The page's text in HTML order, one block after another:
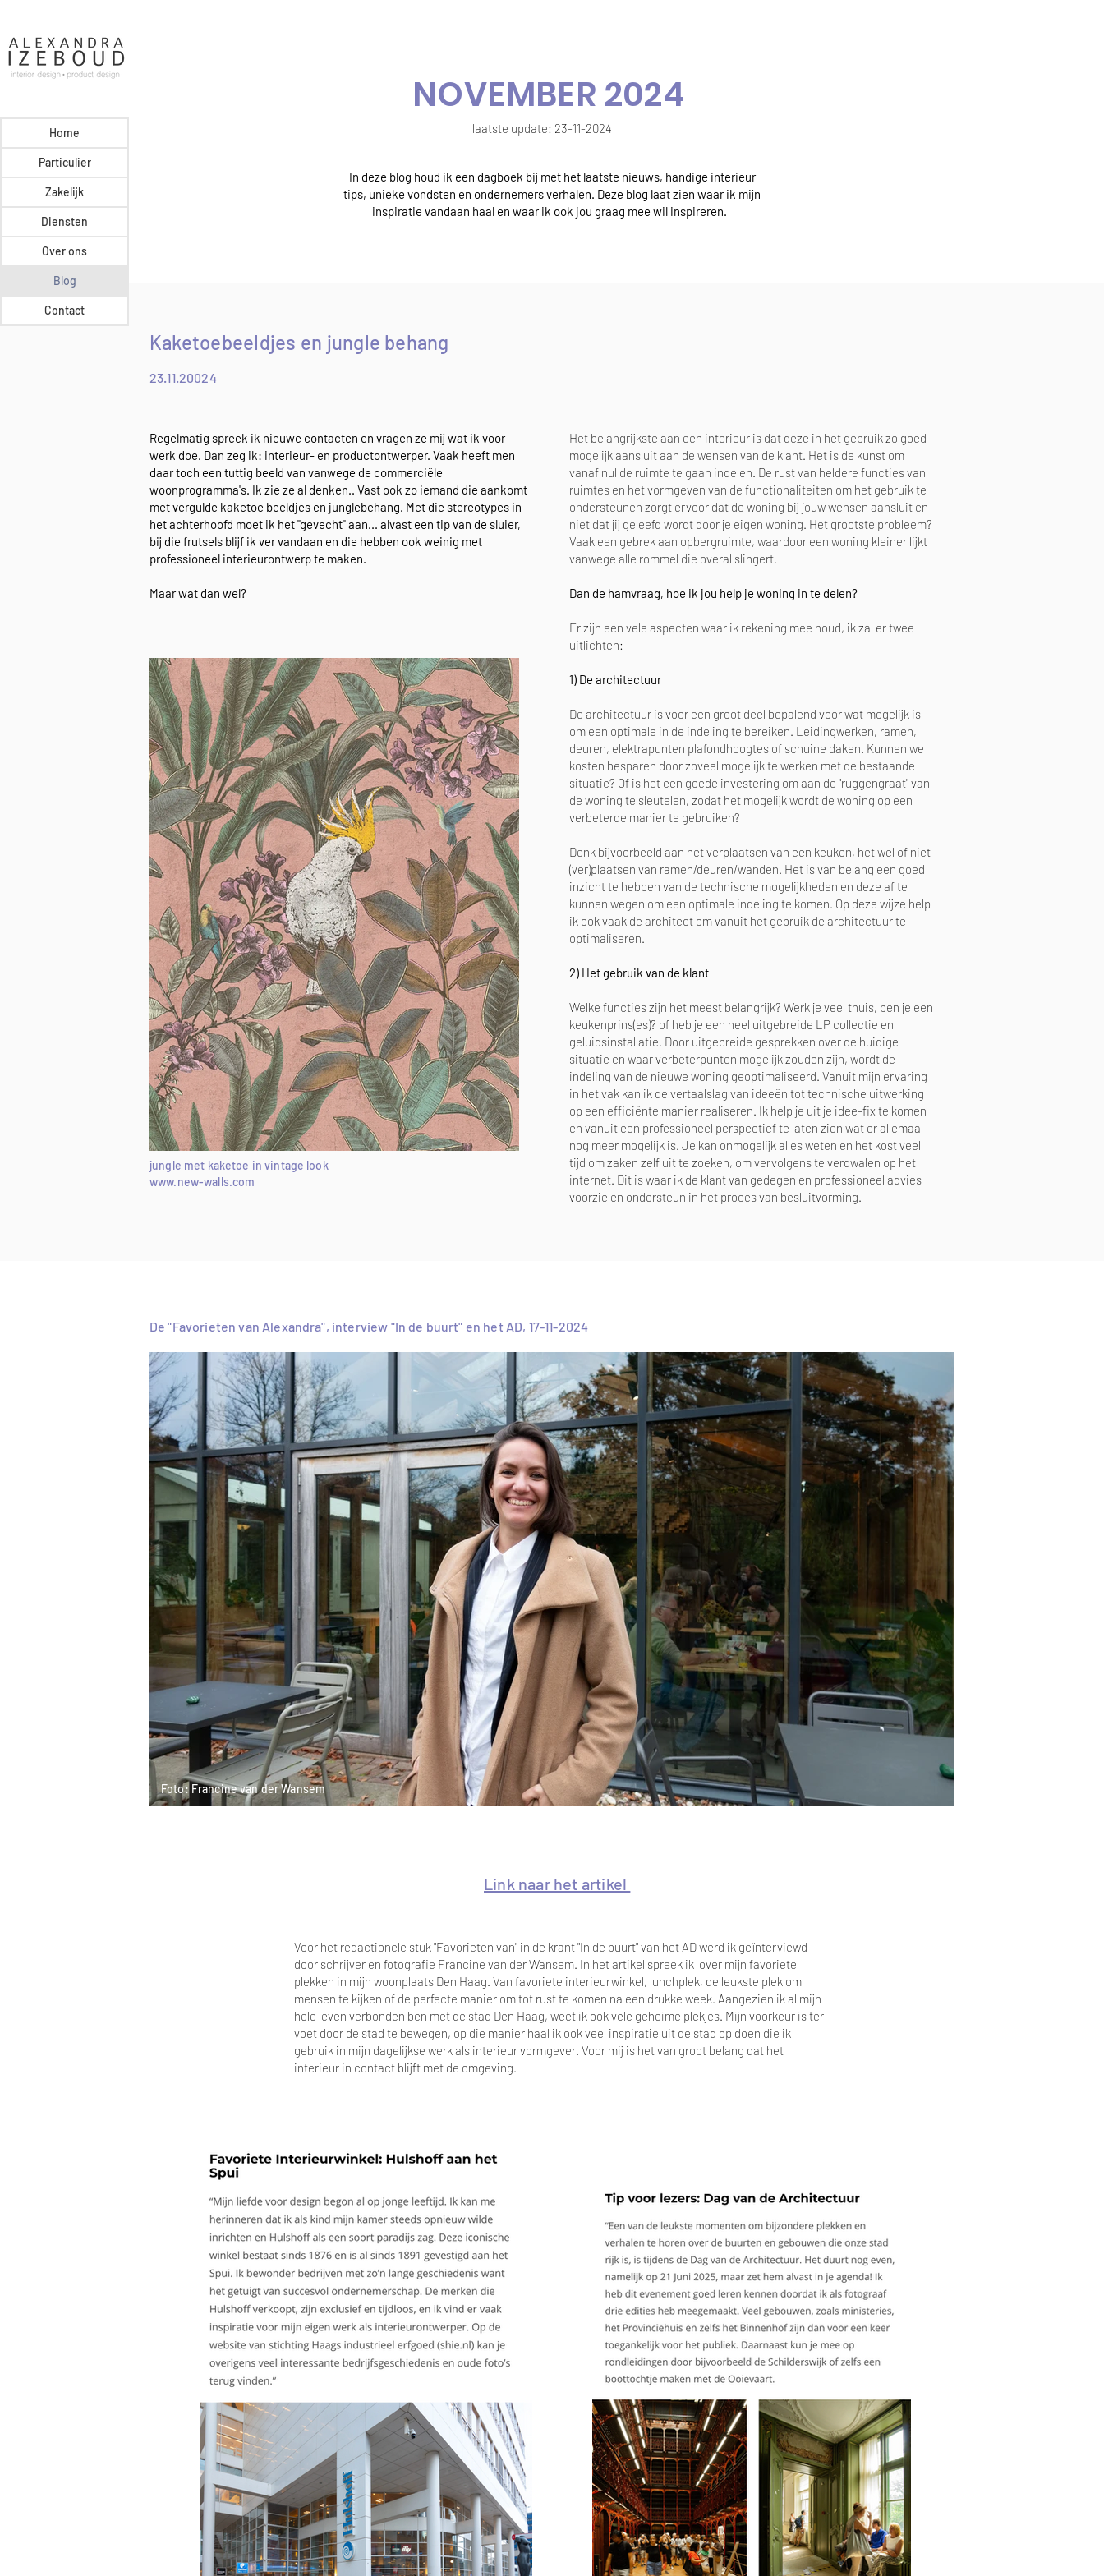
Home
Particulier
Zakelijk
Diensten
Over ons
Blog
Contact
NOVEMBER 2024
laatste update: 23-11-2024
In deze blog houd ik een dagboek bij met het laatste nieuws, handige interieur
tips, unieke vondsten en ondernemers verhalen. Deze blog laat zien waar ik mijn
inspiratie vandaan haal en waar ik ook jou graag mee wil inspireren.
Kaketoebeeldjes en jungle behang
23.11.20024
Regelmatig spreek ik nieuwe contacten en vragen ze mij wat ik voor
werk doe. Dan zeg ik: interieur- en productontwerper. Vaak heeft men
daar toch een tuttig beeld van vanwege de commerciële
woonprogramma's. Ik zie ze al denken.. Vast ook zo iemand die aankomt
met vergulde kaketoe beeldjes en junglebehang. Met die stereotypes in
het achterhoofd moet ik het "gevecht" aan... alvast een tip van de sluier,
bij die frutsels blijf ik ver vandaan en die hebben ook weinig met
professioneel interieurontwerp te maken.
Maar wat dan wel?
jungle met kaketoe in vintage look
www.new-walls.com
Het belangrijkste aan een interieur is dat deze in het gebruik zo goed
mogelijk aansluit aan de wensen van de klant. Het is de kunst om
vanaf nul de ruimte te gaan indelen. De rust van heldere functies van
ruimtes en het vormgeven van de functionaliteiten om het gebruik te
ondersteunen zorgt ervoor dat de woning bij jouw wensen aansluit en
niet dat jij geleefd wordt door je eigen woning. Het grootste probleem?
Vaak een gebrek aan opbergruimte, waardoor een woning kleiner lijkt
vanwege alle rommel die overal slingert.
Dan de hamvraag, hoe ik jou help je woning in te delen?
Er zijn een vele aspecten waar ik rekening mee houd, ik zal er twee
uitlichten:
1) De architectuur
De architectuur is voor een groot deel bepalend voor wat mogelijk is
om een optimale in de indeling te bereiken. Leidingwerken, ramen,
deuren, elektrapunten plafondhoogtes of schuine daken. Kunnen we
kosten besparen door zoveel mogelijk te werken met de bestaande
situatie? Of is het een goede investering om aan de "ruggengraat" van
de woning te sleutelen, zodat het mogelijk wordt de woning op een
verbeterde manier te gebruiken?
Denk bijvoorbeeld aan het verplaatsen van een keuken, het wel of niet
(ver)plaatsen van ramen/deuren/wanden. Het is van belang een goed
inzicht te hebben van de technische mogelijkheden en deze af te
kunnen wegen om een optimale indeling te komen. Op deze wijze help
ik ook vaak de architect om vanuit het gebruik de architectuur te
optimaliseren.
2) Het gebruik van de klant
Welke functies zijn het meest belangrijk? Werk je veel thuis, ben je een
keukenprins(es)? of heb je een heel uitgebreide LP collectie en
geluidsinstallatie. Door uitgebreide gesprekken over de huidige
situatie en waar verbeterpunten mogelijk zouden zijn, wordt de
indeling van de nieuwe woning geoptimaliseerd. Vanuit mijn ervaring
in het vak kan ik de vertaalslag van ideeën tot technische uitwerking
op een efficiënte manier realiseren. Ik help je uit je idee-fix te komen
en vanuit een professioneel perspectief te laten zien wat er allemaal
nog meer mogelijk is. Je kan onmogelijk alles weten en het kost veel
tijd om zaken zelf uit te zoeken, om vervolgens te verdwalen op het
internet. Dit is waar ik de klant van gedegen en professioneel advies
voorzie en ondersteun in het proces van besluitvorming.
De "Favorieten van Alexandra", interview "In de buurt" en het AD, 17-11-2024
Foto: Francine van der Wansem
Link naar het artikel
Voor het redactionele stuk "Favorieten van" in de krant "In de buurt" van het AD werd ik geïnterviewd
door schrijver en fotografie Francine van der Wansem. In het artikel spreek ik over mijn favoriete
plekken in mijn woonplaats Den Haag. Van favoriete interieurwinkel, lunchplek, de leukste plek om
mensen te kijken of de perfecte manier om tot rust te komen na een drukke week. Aangezien ik al mijn
hele leven verbonden ben met de stad Den Haag, weet ik ook vele geheime plekjes. Mijn voorkeur is ter
voet door de stad te bewegen, op die manier haal ik ook veel inspiratie uit de stad op doen die ik
gebruik in mijn dagelijkse werk als interieur vormgever. Voor mij is het van groot belang dat het
interieur in contact blijft met de omgeving.